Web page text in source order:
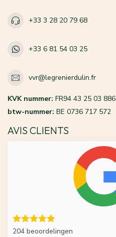
+33 3 28 20 79 68
+33 6 81 54 03 25
vvr@legrenierdulin.fr
KVK nummer: FR94 43 25 03 886
btw-nummer: BE 0736 717 572
AVIS CLIENTS
204 beoordelingen